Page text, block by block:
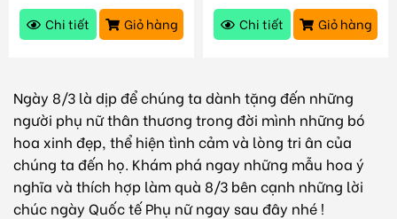
Chi tiết
Giỏ hàng
Chi tiết
Giỏ hàng
Ngày 8/3 là dịp để chúng ta dành tặng đến những
người phụ nữ thân thương trong đời mình những bó
hoa xinh đẹp, thể hiện tình cảm và lòng tri ân của
chúng ta đến họ. Khám phá ngay những mẫu hoa ý
nghĩa và thích hợp làm quà 8/3 bên cạnh những lời
chúc ngày Quốc tế Phụ nữ ngay sau đây nhé !